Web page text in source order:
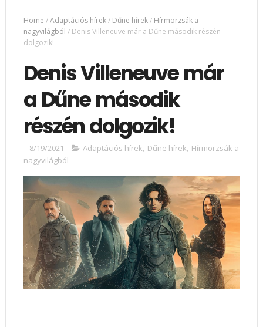
Home /Adaptációs hírek/ Dűne hírek/ Hírmorzsák a
nagyvilágból / Denis Villeneuve már a Dűne második részén
dolgozik!
Denis Villeneuve már
a Dűne második
részén dolgozik!
8/19/2021 Adaptációs hírek, Dűne hírek, Hírmorzsák a
nagyvilágból